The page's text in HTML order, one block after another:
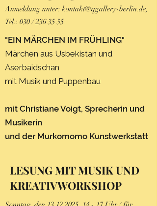
Anmeldung unter: kontakt@qgallery-berlin.de,
Tel.: 030 /236 35 55
"EIN MÄRCHEN IM FRÜHLING"
​Märchen aus Usbekistan und
Aserbaidschan
mit Musik und Puppenbau
mit Christiane Voigt, Sprecherin und
Musikerin
und der Murkomomo Kunstwerkstatt
LESUNG MIT MUSIK UND
KREATIVWORKSHOP